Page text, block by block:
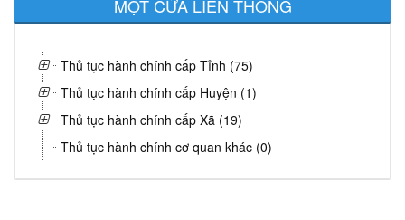
MỘT CỬA LIÊN THÔNG
Thủ tục hành chính cấp Tỉnh (75)
Thủ tục hành chính cấp Huyện (1)
Thủ tục hành chính cấp Xã (19)
Thủ tục hành chính cơ quan khác (0)